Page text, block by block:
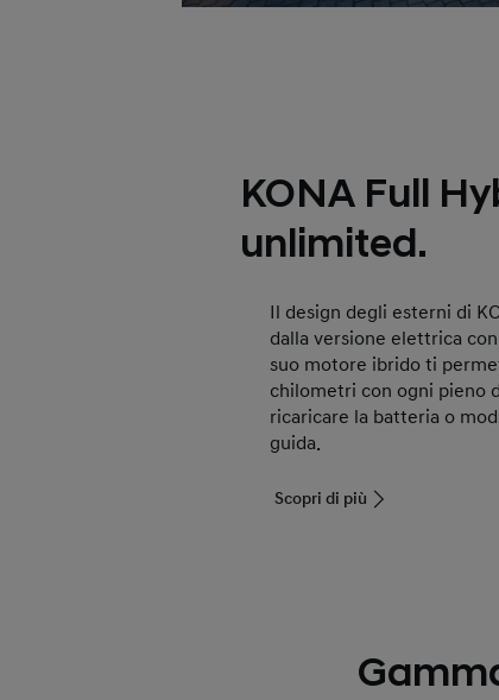
KONA Full
unlimited.
Il design degli esterni di
dalla versione elettrica
suo motore ibrido ti
chilometri con ogni pieno
ricaricare la batteria o
guida.
Scopri di più